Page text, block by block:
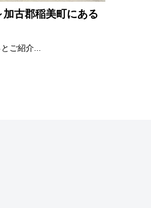
古郡稲美町にある
ご紹介...